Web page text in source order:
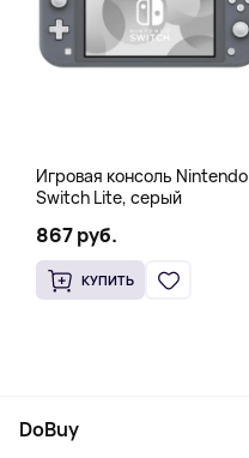
Игровая консоль Nintendo
Switch Lite, серый
867 руб.
КУПИТЬ
DoBuy